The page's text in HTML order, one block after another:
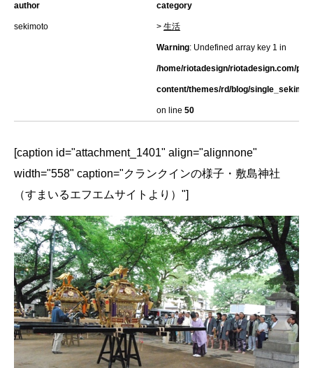
author
sekimoto
category
> 生活
Warning: Undefined array key 1 in
/home/riotadesign/riotadesign.com/
content/themes/rd/blog/
on line 50
[caption id="attachment_1401" align="alignnone"
width="558" caption="クランクインの様子・敷島神社
（すまいるエフエムサイトより）"]